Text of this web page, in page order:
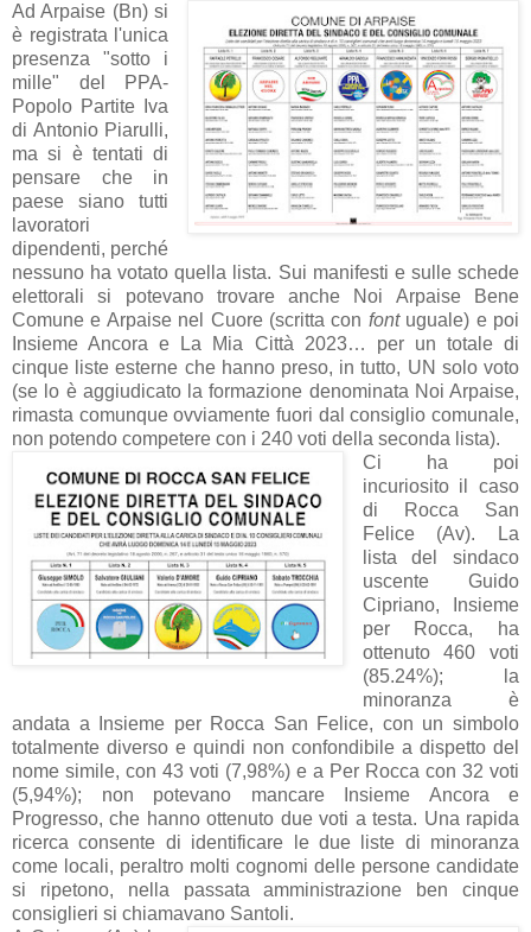
Ad Arpaise (Bn) si
è registrata l'unica
presenza "sotto i
mille" del PPA-
Popolo Partite Iva
di Antonio Piarulli,
ma si è tentati di
pensare che in
paese siano tutti
lavoratori
dipendenti, perché
nessuno ha votato quella lista. Sui manifesti e sulle schede
elettorali si potevano trovare anche Noi Arpaise Bene
Comune e Arpaise nel Cuore (scritta con fontuguale) e poi
Insieme Ancora e La Mia Città 2023… per un totale di
cinque liste esterne che hanno preso, in tutto, UN solo voto
(se lo è aggiudicato la formazione denominata Noi Arpaise,
rimasta comunque ovviamente fuori dal consiglio comunale,
non potendo competere con i 240 voti della seconda lista).
Ci ha poi
incuriosito il caso
di Rocca San
Felice (Av). La
lista del sindaco
uscente Guido
Cipriano, Insieme
per Rocca, ha
ottenuto 460 voti
(85.24%); la
minoranza è
andata a Insieme per Rocca San Felice, con un simbolo
totalmente diverso e quindi non confondibile a dispetto del
nome simile, con 43 voti (7,98%) e a Per Rocca con 32 voti
(5,94%); non potevano mancare Insieme Ancora e
Progresso, che hanno ottenuto due voti a testa. Una rapida
ricerca consente di identificare le due liste di minoranza
come locali, peraltro molti cognomi delle persone candidate
si ripetono, nella passata amministrazione ben cinque
consiglieri si chiamavano Santoli.